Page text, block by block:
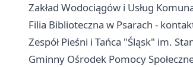
Zakład Wodociągów i Usług
Filia Biblioteczna w Psarach -
Zespół Pieśni i Tańca "Śląsk" im.
Gminny Ośrodek Pomocy